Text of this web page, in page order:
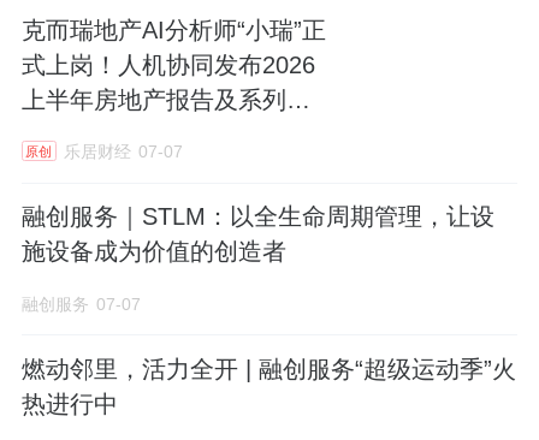
地文化，满配KNX云智能系统、全域静音生
态、AI安防以及一线厨卫品牌。这意味着业主
无需经历漫长的装修周期与试错成本，“拎包入
住”成为现实。
● 超级会所矩阵：打造逾1.2万平方米的
“1+7+X”超级会所矩阵，汲取建筑大师赖特“流
这种配置将原本需要外部消费获取的社交、运
动、康养资源整合进社区体系，极大降低了高
克而瑞地产AI分析师“小瑞”正
式上岗！人机协同发布2026
上半年房地产报告及系列榜
单
原创 乐居财经 07-07
融创服务｜STLM：以全生命周期管理，让设
施设备成为价值的创造者
融创服务 07-07
燃动邻里，活力全开 | 融创服务“超级运动季”火
热进行中